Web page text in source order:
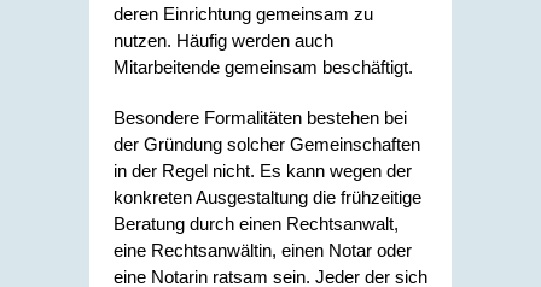
deren Einrichtung gemeinsam zu
nutzen. Häufig werden auch
Mitarbeitende gemeinsam beschäftigt.
Besondere Formalitäten bestehen bei
der Gründung solcher Gemeinschaften
in der Regel nicht. Es kann wegen der
konkreten Ausgestaltung die frühzeitige
Beratung durch einen Rechtsanwalt,
eine Rechtsanwältin, einen Notar oder
eine Notarin ratsam sein. Jeder der sich